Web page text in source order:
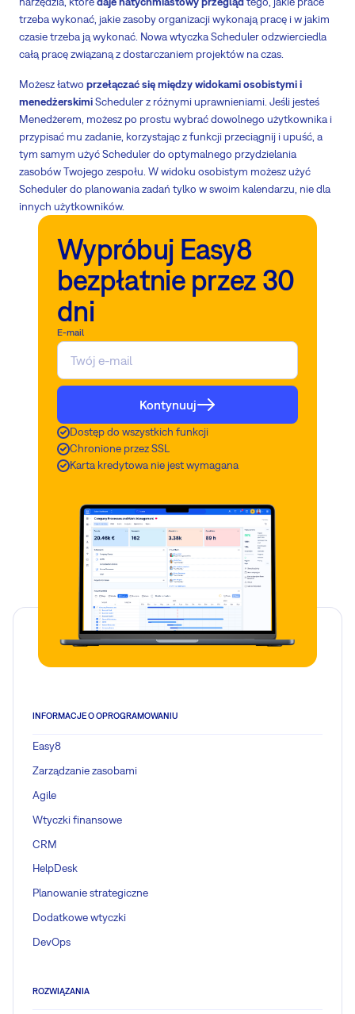
trzeba wykonać, jakie zasoby organizacji wykonają pracę i w jakim
czasie trzeba ją wykonać. Nowa wtyczka Scheduler odzwierciedla
całą pracę związaną z dostarczaniem projektów na czas.
Możesz łatwo przełączać się między widokami osobistymi i
menedżerskimiScheduler z różnymi uprawnieniami. Jeśli jesteś
Menedżerem, możesz po prostu wybrać dowolnego użytkownika i
przypisać mu zadanie, korzystając z funkcji przeciągnij i upuść, a
tym samym użyć Scheduler do optymalnego przydzielania
zasobów Twojego zespołu. W widoku osobistym możesz użyć
Scheduler do planowania zadań tylko w swoim kalendarzu, nie dla
innych użytkowników.
Wypróbuj Easy8
bezpłatnie przez 30
dni
E-mail
Kontynuuj
Dostęp do wszystkich funkcji
Chronione przez SSL
Karta kredytowa nie jest wymagana
INFORMACJE O OPROGRAMOWANIU
Easy8
Zarządzanie zasobami
Agile
Wtyczki finansowe
CRM
HelpDesk
Planowanie strategiczne
Dodatkowe wtyczki
DevOps
ROZWIĄZANIA